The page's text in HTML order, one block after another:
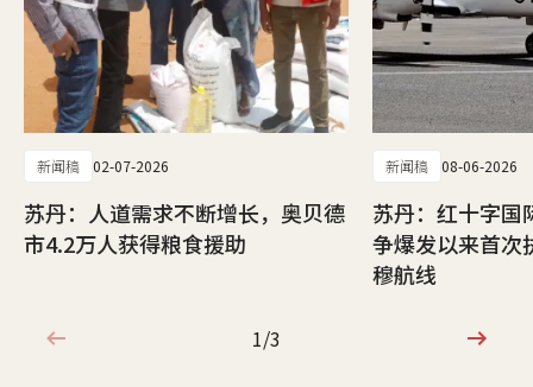
新闻稿 02-07-2026
苏丹：人道需求不断增长，奥贝德
市4.2万人获得粮食援助
新闻稿 08-06-2026
苏丹：红十字国
争爆发以来首次
穆航线
1/3
1/3